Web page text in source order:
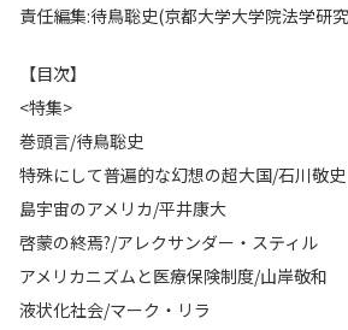
責任編集:待鳥聡史(京都大学大学院法学研
【目次】
<特集>
巻頭言/待鳥聡史
特殊にして普遍的な幻想の超大国/石川敬史
島宇宙のアメリカ/平井康大
啓蒙の終焉?/アレクサンダー・スティル
アメリカニズムと医療保険制度/山岸敬和
液状化社会/マーク・リラ